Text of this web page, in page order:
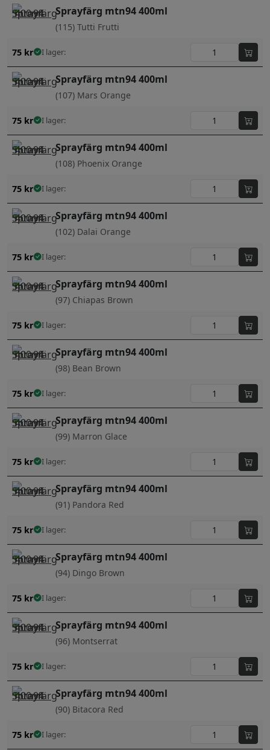
Sprayfärg mtn94 400ml
(115) Tutti Frutti
75 kr I lager:
Sprayfärg mtn94 400ml
(107) Mars Orange
75 kr I lager:
Sprayfärg mtn94 400ml
(108) Phoenix Orange
75 kr I lager:
Sprayfärg mtn94 400ml
(102) Dalai Orange
75 kr I lager:
Sprayfärg mtn94 400ml
(97) Chiapas Brown
75 kr I lager:
Sprayfärg mtn94 400ml
(98) Bean Brown
75 kr I lager:
Sprayfärg mtn94 400ml
(99) Marron Glace
75 kr I lager:
Sprayfärg mtn94 400ml
(91) Pandora Red
75 kr I lager:
Sprayfärg mtn94 400ml
(94) Dingo Brown
75 kr I lager:
Sprayfärg mtn94 400ml
(96) Montserrat
75 kr I lager:
Sprayfärg mtn94 400ml
(90) Bitacora Red
75 kr I lager: